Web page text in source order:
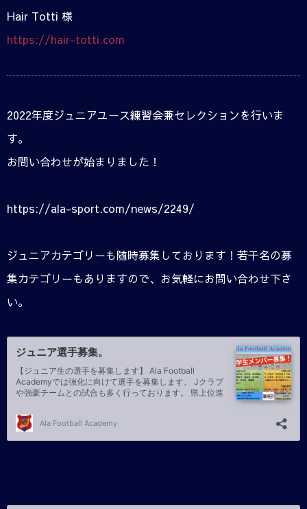
Hair Totti 様
https://hair-totti.com
2022年度ジュニアユース練習会兼セレクションを行いま
す。
お問い合わせが始まりました！
https://ala-sport.com/news/2249/
ジュニアカテゴリーも随時募集しております！若干名の募
集カテゴリーもありますので、お気軽にお問い合わせ下さ
い。